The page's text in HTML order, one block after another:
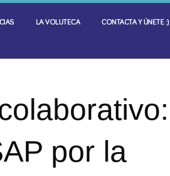
LA VOLUTECA CONTACTA Y ÚNETE :)
por la